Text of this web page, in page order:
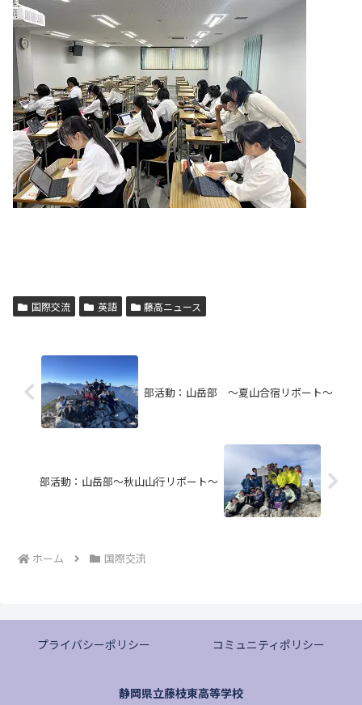
国際交流 英語 藤高ニュース
部活動：山岳部 ～夏山合宿リポート～
部活動：山岳部～秋山山行リポート～
ホーム 国際交流
プライバシーポリシー コミュニティポリシー
静岡県立藤枝東高等学校